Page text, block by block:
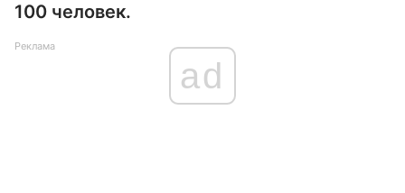
100 человек.
Реклама
ad